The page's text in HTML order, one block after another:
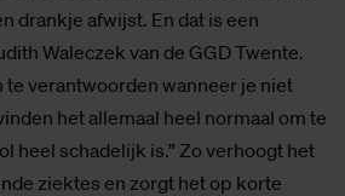
drankje afwijst. En dat is een
Waleczek van de GGD Twente.
te verantwoorden wanneer je niet
het allemaal heel normaal om te
heel schadelijk is.” Zo verhoogt het
ziektes en zorgt het op korte